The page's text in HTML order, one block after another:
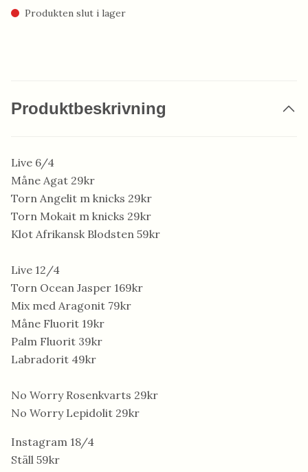
Produkten slut i lager
Produktbeskrivning
Live 6/4
Måne Agat 29kr
Torn Angelit m knicks 29kr
Torn Mokait m knicks 29kr
Klot Afrikansk Blodsten 59kr
Live 12/4
Torn Ocean Jasper 169kr
Mix med Aragonit 79kr
Måne Fluorit 19kr
Palm Fluorit 39kr
Labradorit 49kr
No Worry Rosenkvarts 29kr
No Worry Lepidolit 29kr
Instagram 18/4
Ställ 59kr